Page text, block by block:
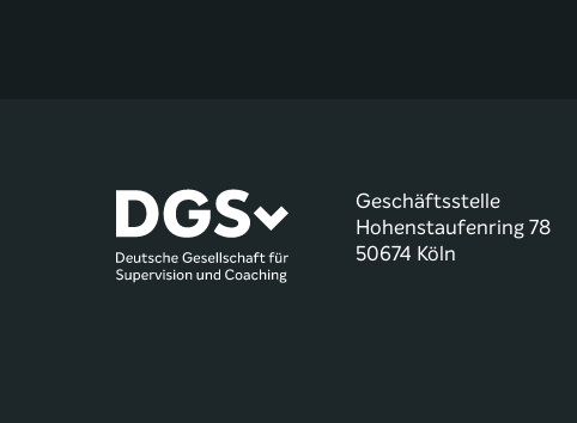
Geschäftsstelle
Hohenstaufenring 78
50674 Köln